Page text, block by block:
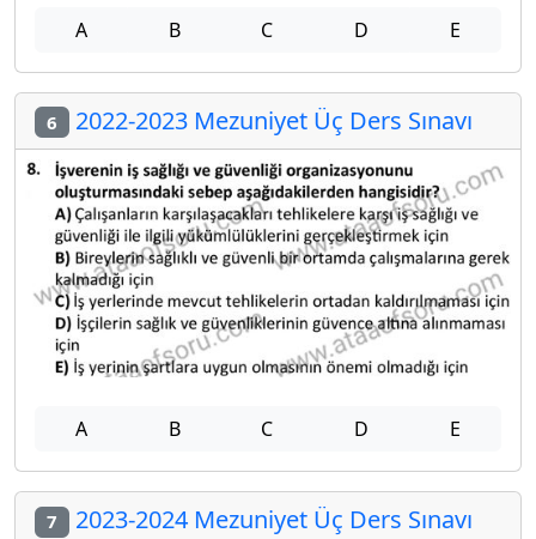
A B C D E
6 2022-2023 Mezuniyet Üç Ders Sınavı
A B C D E
7 2023-2024 Mezuniyet Üç Ders Sınavı